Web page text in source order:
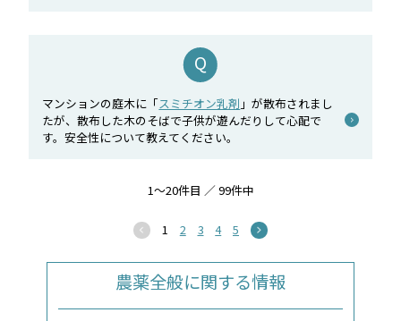
マンションの庭木に「スミチオン乳剤 」が散布されまし
たが、散布した木のそばで子供が遊んだりして心配で
す。安全性について教えてください。
1～20件目 ／ 99件中
1 2 3 4 5
農薬全般に関する情報